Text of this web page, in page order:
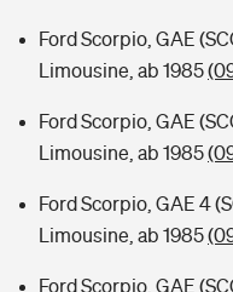
Ford Scorpio, GAE
Limousine, ab 1985
Ford Scorpio, GAE
Limousine, ab 1985
Ford Scorpio, GAE 4
Limousine, ab 1985
Ford Scorpio, GAE